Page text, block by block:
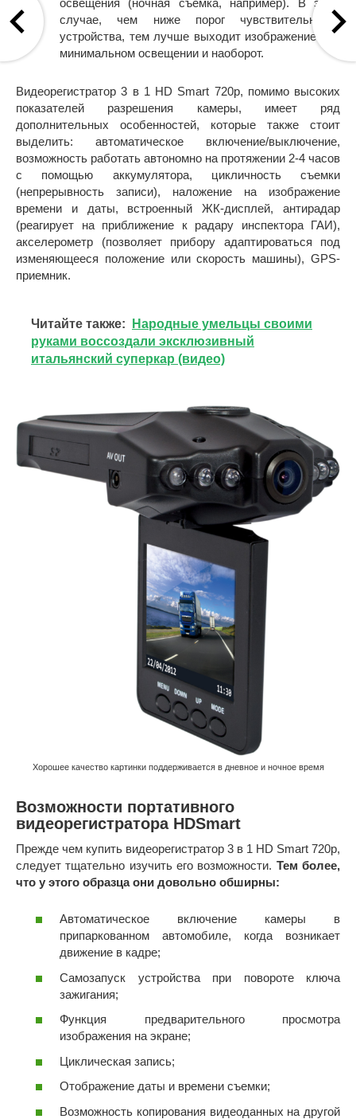
случае, чем ниже порог чувствительности
устройства, тем лучше выходит изображение при
минимальном освещении и наоборот.
Видеорегистратор 3 в 1 HD Smart 720p, помимо высоких
показателей разрешения камеры, имеет ряд
дополнительных особенностей, которые также стоит
выделить: автоматическое включение/выключение,
возможность работать автономно на протяжении 2-4 часов
с помощью аккумулятора, цикличность съемки
(непрерывность записи), наложение на изображение
времени и даты, встроенный ЖК-дисплей, антирадар
(реагирует на приближение к радару инспектора ГАИ),
акселерометр (позволяет прибору адаптироваться под
изменяющееся положение или скорость машины), GPS-
приемник.
Читайте также:
Народные умельцы своими
руками воссоздали эксклюзивный
итальянский суперкар (видео)
Хорошее качество картинки поддерживается в дневное и ночное время
Возможности портативного
видеорегистратора HDSmart
Прежде чем купить видеорегистратор 3 в 1 HD Smart 720р,
следует тщательно изучить его возможности. Тем более,
что у этого образца они довольно обширны:
Автоматическое включение камеры в
припаркованном автомобиле, когда возникает
движение в кадре;
Самозапуск устройства при повороте ключа
зажигания;
Функция предварительного просмотра
изображения на экране;
Циклическая запись;
Отображение даты и времени съемки;
Возможность копирования видеоданных на другой